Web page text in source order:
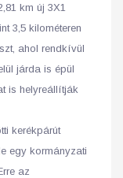
km új 3X1
3,5 kilométeren
ahol rendkívül
járda is épül
is helyreállítják
kerékpárút
egy kormányzati
az